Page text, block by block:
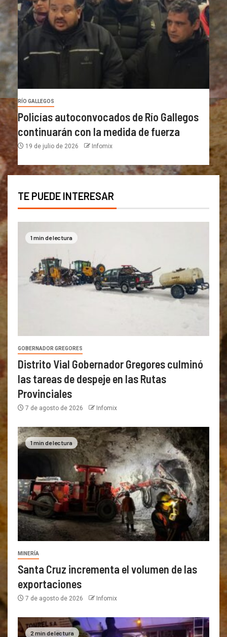
RÍO GALLEGOS
Policías autoconvocados de Río Gallegos
continuarán con la medida de fuerza
19 de julio de 2026 Infomix
TE PUEDE INTERESAR
1 min de lectura
GOBERNADOR GREGORES
Distrito Vial Gobernador Gregores culminó
las tareas de despeje en las Rutas
Provinciales
7 de agosto de 2026 Infomix
1 min de lectura
MINERÍA
Santa Cruz incrementa el volumen de las
exportaciones
7 de agosto de 2026 Infomix
2 min de lectura